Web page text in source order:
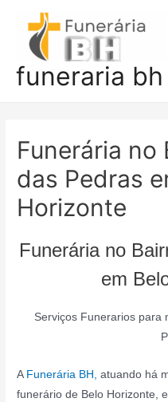
conteúdo
funeraria bh
Funerária no
das Pedras
Horizonte
Funerária no
em
Serviços Funerarios para
A Funerária BH, atuando há
funerário de Belo Horizonte,